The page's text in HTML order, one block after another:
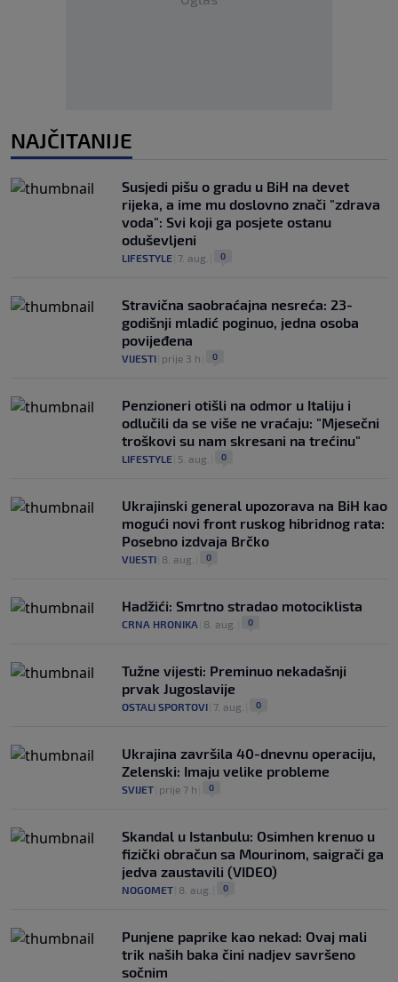
NAJČITANIJE
Susjedi pišu o gradu u BiH na devet
rijeka, a ime mu doslovno znači "zdrava
voda": Svi koji ga posjete ostanu
oduševljeni
LIFESTYLE 7. aug. 0
Stravična saobraćajna nesreća: 23-
godišnji mladić poginuo, jedna osoba
povijeđena
VIJESTI prije 3 h 0
Penzioneri otišli na odmor u Italiju i
odlučili da se više ne vraćaju: "Mjesečni
troškovi su nam skresani na trećinu"
LIFESTYLE 5. aug. 0
Ukrajinski general upozorava na BiH kao
mogući novi front ruskog hibridnog rata:
Posebno izdvaja Brčko
VIJESTI 8. aug. 0
Hadžići: Smrtno stradao motociklista
CRNA HRONIKA 8. aug. 0
Tužne vijesti: Preminuo nekadašnji
prvak Jugoslavije
OSTALI SPORTOVI 7. aug. 0
Ukrajina završila 40-dnevnu operaciju,
Zelenski: Imaju velike probleme
SVIJET prije 7 h 0
Skandal u Istanbulu: Osimhen krenuo u
fizički obračun sa Mourinom, saigrači ga
jedva zaustavili (VIDEO)
NOGOMET 8. aug. 0
Punjene paprike kao nekad: Ovaj mali
trik naših baka čini nadjev savršeno
sočnim